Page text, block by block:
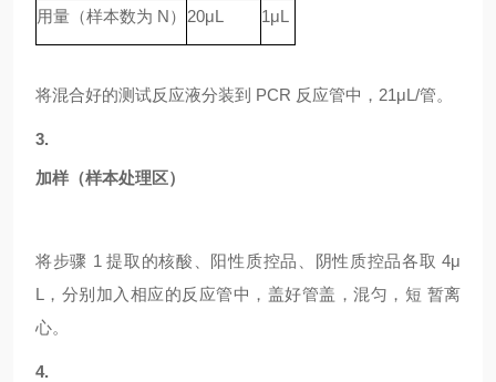
用量（样本数为 N） 20μL 1μL
将混合好的测试反应液分装到 PCR 反应管中，21μL/管。
3.
加样（样本处理区）
将步骤 1 提取的核酸、阳性质控品、阴性质控品各取 4μ
L，分别加入相应的反应管中，盖好管盖，混匀，短 暂离
心。
4.